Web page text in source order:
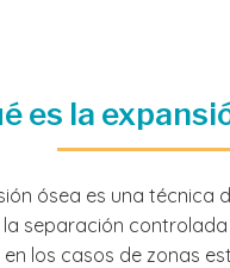
es la
ósea es una técnica
separación
en los casos de zonas